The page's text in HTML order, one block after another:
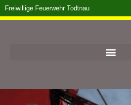
Freiwillige Feuerwehr Todtnau